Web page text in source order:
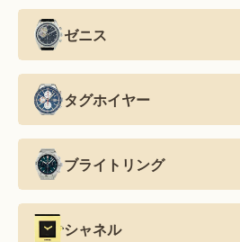
ゼニス
タグホイヤー
ブライトリング
シャネル